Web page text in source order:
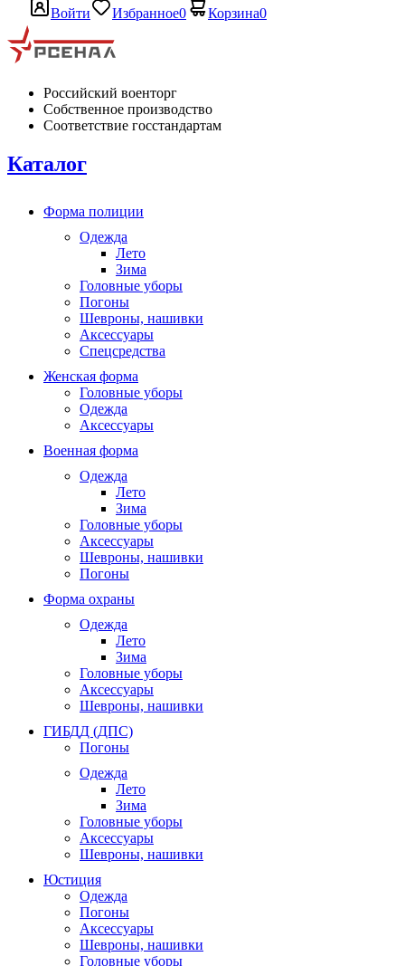
Войти
Избранное0 Корзина0
Российский военторг
Собственное производство
Соответствие госстандартам
Каталог
Форма полиции
Одежда
Лето
Зима
Головные уборы
Погоны
Шевроны, нашивки
Аксессуары
Спецсредства
Женская форма
Головные уборы
Одежда
Аксессуары
Военная форма
Одежда
Лето
Зима
Головные уборы
Аксессуары
Шевроны, нашивки
Погоны
Форма охраны
Одежда
Лето
Зима
Головные уборы
Аксессуары
Шевроны, нашивки
ГИБДД (ДПС)
Погоны
Одежда
Лето
Зима
Головные уборы
Аксессуары
Шевроны, нашивки
Юстиция
Одежда
Погоны
Аксессуары
Шевроны, нашивки
Головные уборы